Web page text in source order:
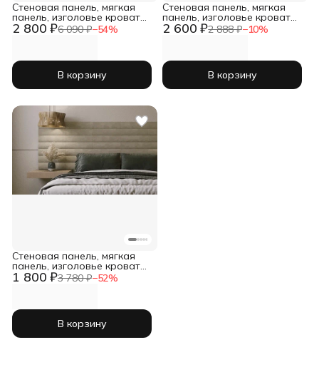
2 800 ₽6 090 ₽−54%
Стеновая панель, мягкая
панель, изголовье кровати
20*180 1 шт коричневый
В корзину
2 600 ₽2 888 ₽−10%
Стеновая панель, мягкая
панель, изголовье кровати
20*180 1 шт темно-серый
В корзину
1 800 ₽3 780 ₽−52%
Стеновая панель, мягкая
панель, изголовье кровати
15*60 2 шт бежевый
В корзину